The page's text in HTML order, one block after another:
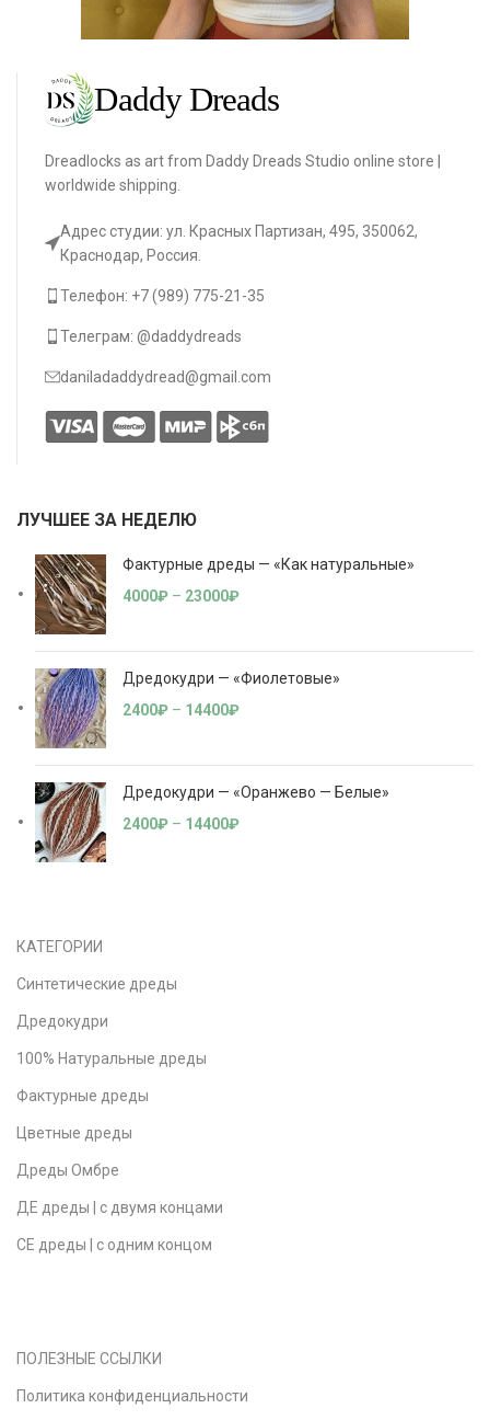
Dreadlocks as art from Daddy Dreads Studio online store |
worldwide shipping.
Адрес студии: ул. Красных Партизан, 495, 350062,
Краснодар, Россия.
Телефон: +7 (989) 775-21-35
Телеграм: @daddydreads
daniladaddydread@gmail.com
ЛУЧШЕЕ ЗА НЕДЕЛЮ
Фактурные дреды — «Как натуральные»
4000₽ – 23000₽
Дредокудри — «Фиолетовые»
2400₽ – 14400₽
Дредокудри — «Оранжево — Белые»
2400₽ – 14400₽
КАТЕГОРИИ
Синтетические дреды
Дредокудри
100% Натуральные дреды
Фактурные дреды
Цветные дреды
Дреды Омбре
ДЕ дреды | с двумя концами
СЕ дреды | с одним концом
ПОЛЕЗНЫЕ ССЫЛКИ
Политика конфиденциальности